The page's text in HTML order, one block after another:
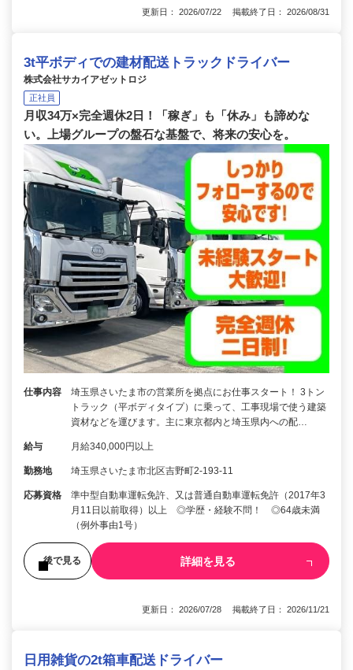
更新日： 2026/07/22 掲載終了日： 2026/08/31
3t平ボディでの建材配送トラックドライバー
株式会社サカイアゼットロジ
正社員
月収34万×完全週休2日！「稼ぎ」も「休み」も諦めな
い。上場グループの盤石な基盤で、将来の安心を。
仕事内容
埼玉県さいたま市の営業所を拠点にお仕事スタート！ 3トン
トラック（平ボディタイプ）に乗って、工事現場で使う建築
資材などを運びます。主に東京都内と埼玉県内への配…
給与 月給340,000円以上
勤務地 埼玉県さいたま市北区吉野町2-193-11
応募資格
準中型自動車運転免許、又は普通自動車運転免許（2017年3
月11日以前取得）以上 ◎学歴・経験不問！ ◎64歳未満
（例外事由1号）
後で見る 詳細を見る
更新日： 2026/07/28 掲載終了日： 2026/11/21
日用雑貨の2t箱車配送ドライバー